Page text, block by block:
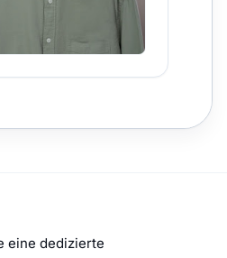
eine dedizierte